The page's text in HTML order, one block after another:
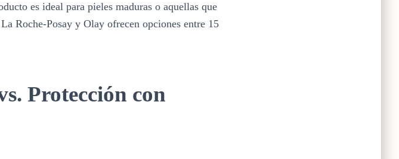
es ideal para pieles maduras o aquellas que
Roche-Posay y Olay ofrecen opciones entre 15
Protección con